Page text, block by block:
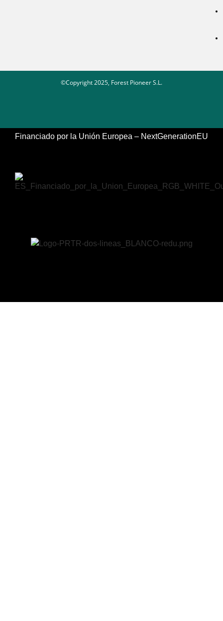
©Copyright 2025, Forest Pioneer S.L.
Financiado por la Unión Europea – NextGenerationEU